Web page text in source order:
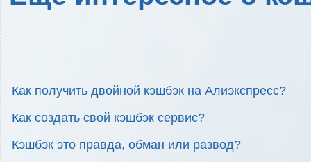
Как получить двойной кэшбэк на Алиэкспресс?
Как создать свой кэшбэк сервис?
Кэшбэк это правда, обман или развод?